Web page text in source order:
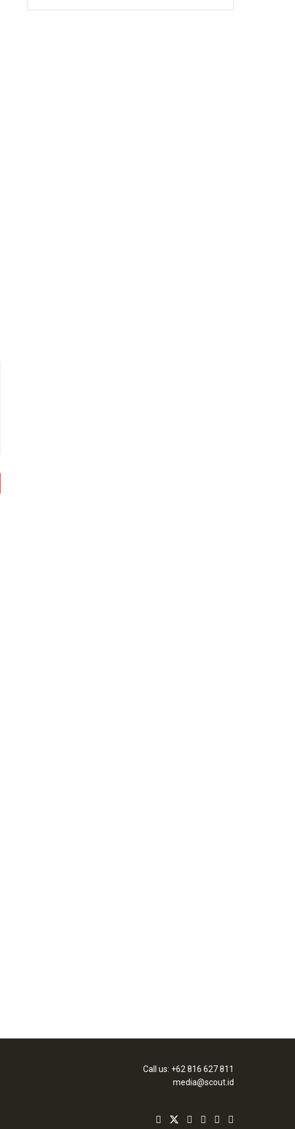
Call us: +62 816 627 811
media@scout.id